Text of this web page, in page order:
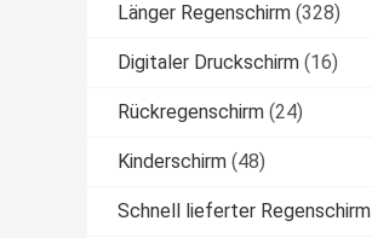
Länger Regenschirm (328)
Digitaler Druckschirm (16)
Rückregenschirm (24)
Kinderschirm (48)
Schnell lieferter Regenschirm